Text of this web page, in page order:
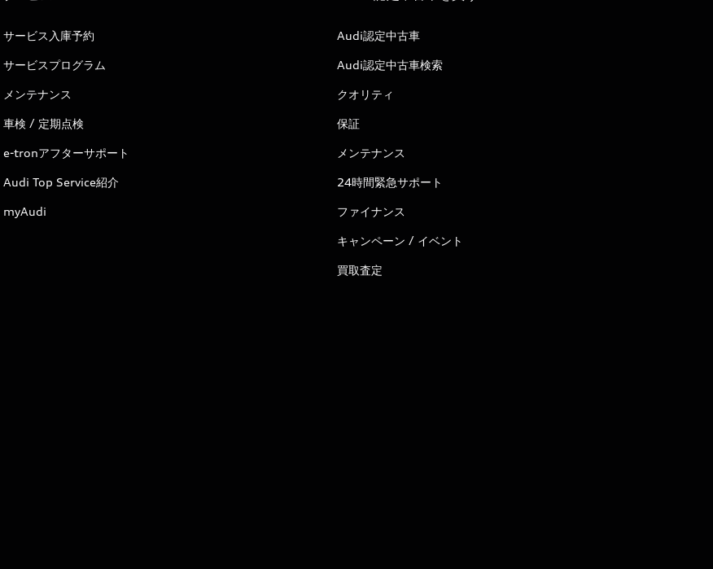
サービス入庫予約
サービスプログラム
メンテナンス
車検 / 定期点検
e-tronアフターサポート
Audi Top Service紹介
myAudi
Audi認定中古車
Audi認定中古車検索
クオリティ
保証
メンテナンス
24時間緊急サポート
ファイナンス
キャンペーン / イベント
買取査定